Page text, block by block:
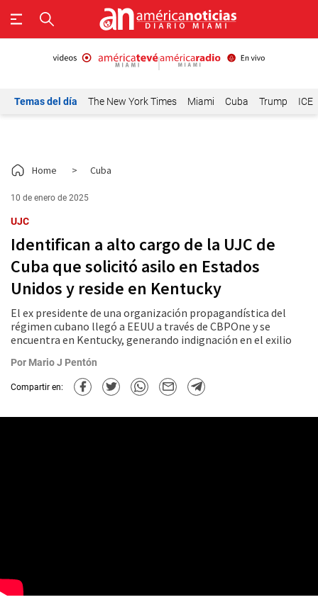
Temas del día The New York Times Miami Cuba Trump ICE
Home > Cuba
10 de enero de 2025
UJC
Identifican a alto cargo de la UJC de
Cuba que solicitó asilo en Estados
Unidos y reside en Kentucky
El ex presidente de una organización propagandística del
régimen cubano llegó a EEUU a través de CBPOne y se
encuentra en Kentucky, generando indignación en el exilio
Por Mario J Pentón
Compartir en: